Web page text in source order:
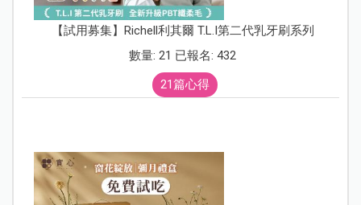
【試用募集】Richell利其爾 T.L.I第二代乳牙刷系列
數量: 21 已報名: 432
21篇心得